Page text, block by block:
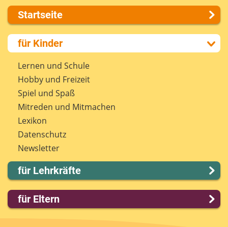
Startseite
Über uns
Presse
Kontakt
Impressum
Internet-ABC Sitemap
Barrierefreiheit
Länderprojekte
für Kinder
Lernen und Schule
Hobby und Freizeit
Spiel und Spaß
Mitreden und Mitmachen
Lexikon
Datenschutz
Newsletter
für Lehrkräfte
Lernmodule
Unterrichts­materialien
für Eltern